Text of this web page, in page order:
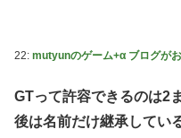
22: mutyunのゲーム+α ブログがお
GTって許容できるのは2
後は名前だけ継承してい